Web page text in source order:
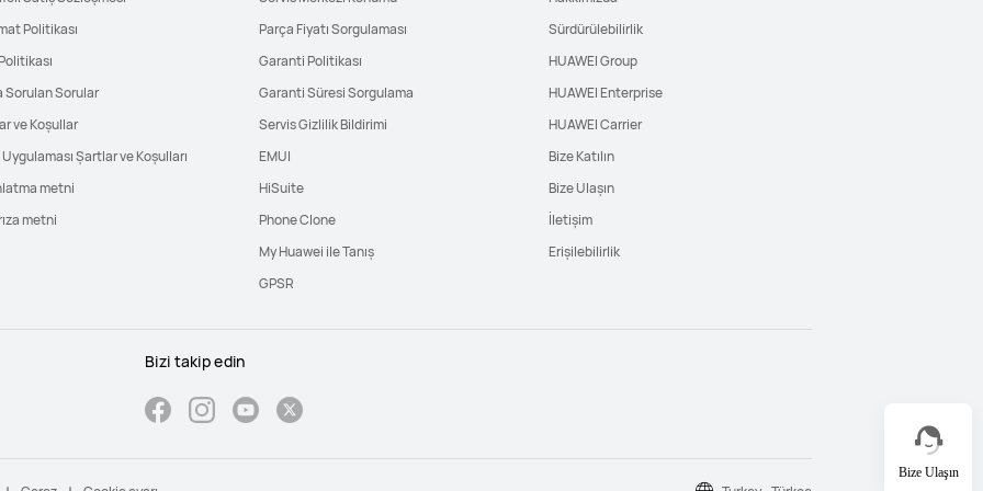
Bize Ulaşın
Politikası
Sorulan Sorular
ve Koşullar
Şartlar ve Koşulları
metni
metni
Parça Fiyatı Sorgulaması
Garanti Politikası
Garanti Süresi Sorgulama
Servis Gizlilik Bildirimi
EMUI
HiSuite
Phone Clone
My Huawei ile Tanış
GPSR
Sürdürülebilirlik
HUAWEI Group
HUAWEI Enterprise
HUAWEI Carrier
Bize Katılın
Bize Ulaşın
İletişim
Erişilebilirlik
Bizi takip edin